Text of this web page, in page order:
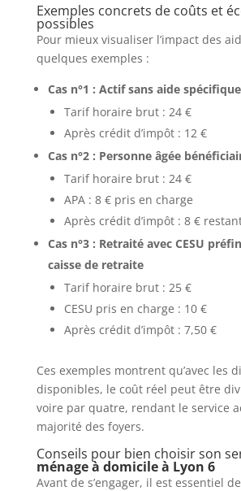
Exemples concrets de coûts et
possibles
Pour mieux visualiser l’impact des
quelques exemples :
Cas n°1 : Actif sans aide spécifique
Tarif horaire brut : 24 €
Après crédit d’impôt : 12 €
Cas n°2 : Personne âgée
Tarif horaire brut : 24 €
APA : 8 € pris en charge
Après crédit d’impôt : 8 €
Cas n°3 : Retraité avec CESU
caisse de retraite
Tarif horaire brut : 25 €
CESU pris en charge : 10 €
Après crédit d’impôt : 7,50 €
Ces exemples montrent qu’avec les
disponibles, le coût réel peut être
voire par quatre, rendant le service
majorité des foyers.
Conseils pour bien choisir son
ménage à domicile à Lyon 6
Avant de s’engager, il est essentiel